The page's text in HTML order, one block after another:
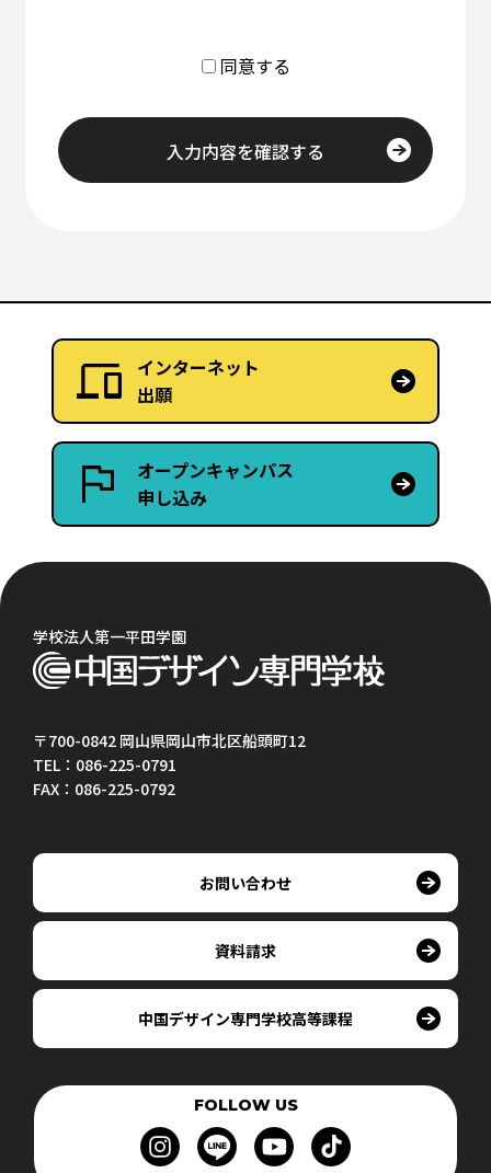
同意する
インターネット
出願
オープンキャンパス
申し込み
学校法人第一平田学園
〒700-0842 岡山県岡山市北区船頭町12
TEL：086-225-0791
FAX：086-225-0792
お問い合わせ
資料請求
中国デザイン専門学校高等課程
FOLLOW US